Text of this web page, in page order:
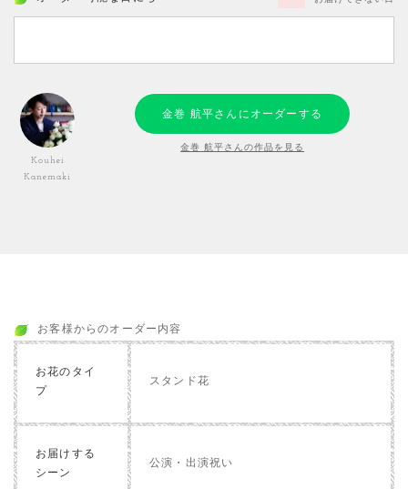
Kouhei
Kanemaki
金巻 航平さんにオーダーする
金巻 航平さんの作品を見る
お客様からのオーダー内容
お花のタイ
プ
スタンド花
お届けする
シーン
公演・出演祝い